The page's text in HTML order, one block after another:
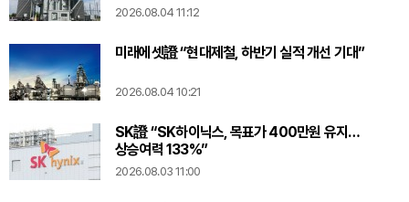
2026.08.04 11:12
미래에셋證 “현대제철, 하반기 실적 개선 기대”
2026.08.04 10:21
SK證 “SK하이닉스, 목표가 400만원 유지…
상승여력 133%”
2026.08.03 11:00